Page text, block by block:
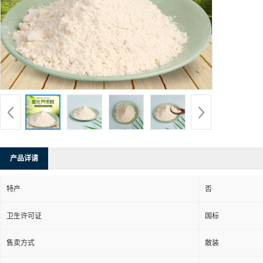
产品详请
特产 否
卫生许可证 国标
售卖方式 散装